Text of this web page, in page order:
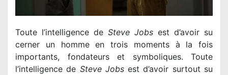
Toute l’intelligence de Steve Jobs est d’avoir su
cerner un homme en trois moments à la fois
importants, fondateurs et symboliques. Toute
l’intelligence de Steve Jobsest d’avoir surtout su